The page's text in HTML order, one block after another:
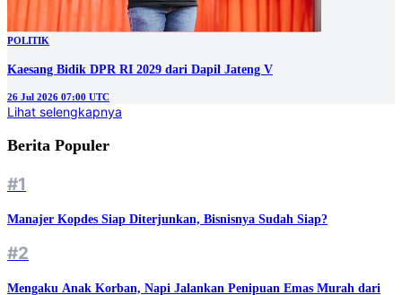
POLITIK
Kaesang Bidik DPR RI 2029 dari Dapil Jateng V
26 Jul 2026 07:00 UTC
Lihat selengkapnya
Berita Populer
#1
Manajer Kopdes Siap Diterjunkan, Bisnisnya Sudah Siap?
#2
Mengaku Anak Korban, Napi Jalankan Penipuan Emas Murah dari